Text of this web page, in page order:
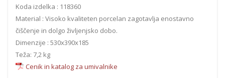
Koda izdelka : 118360
Material : Visoko kvaliteten porcelan zagotavlja enostavno
čiščenje in dolgo življenjsko dobo.
Dimenzije : 530x390x185
Teža: 7,2 kg
Cenik in katalog za umivalnike